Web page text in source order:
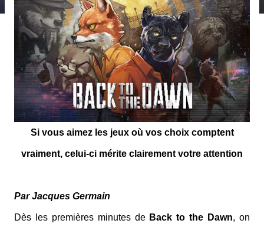
Si vous aimez les jeux où vos choix comptent
vraiment, celui-ci mérite clairement votre attention
Par Jacques Germain
Dès les premières minutes de Back to the Dawn, on